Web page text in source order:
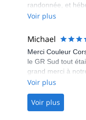
randonnée, et
Voir plus
Michael
Merci Couleur
le GR Sud tout
grand merci à
Voir plus
Voir plus